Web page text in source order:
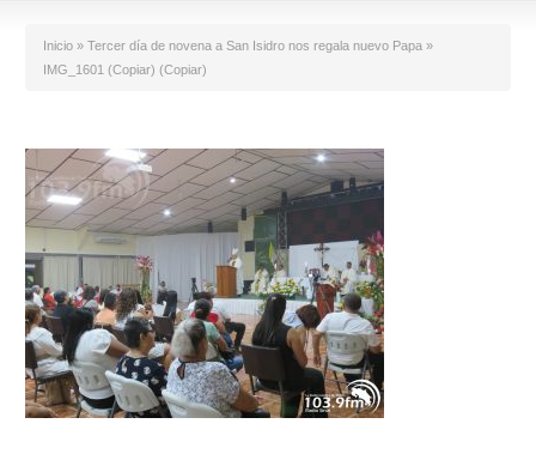
Inicio » Tercer día de novena a San Isidro nos regala nuevo Papa »
IMG_1601 (Copiar) (Copiar)